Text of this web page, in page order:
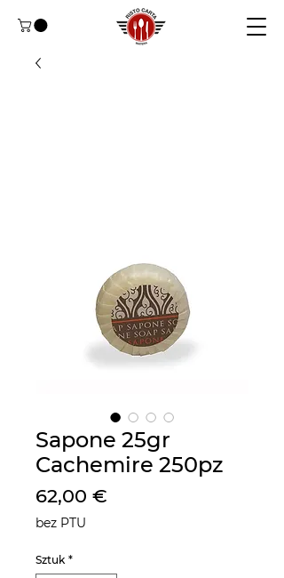
Sapone 25gr
Cachemire 250pz
62,00 €
bez PTU
Sztuk *